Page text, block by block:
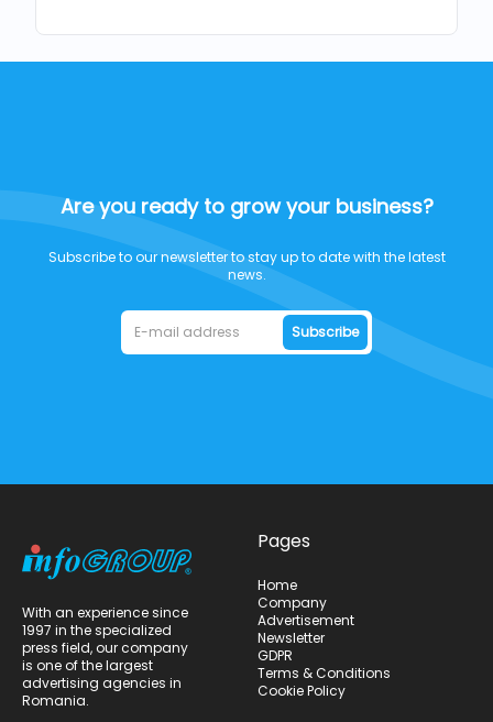
Are you ready to grow your business?
Subscribe to our newsletter to stay up to date with the latest
news.
Subscribe
With an experience since
1997 in the specialized
press field, our company
is one of the largest
advertising agencies in
Romania.
Pages
Home
Company
Advertisement
Newsletter
GDPR
Terms & Conditions
Cookie Policy